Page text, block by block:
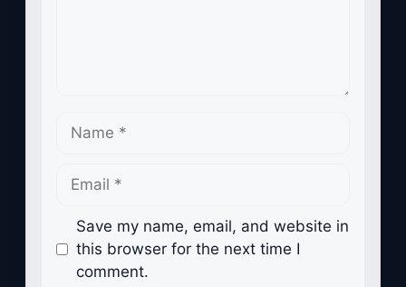
Name
Email
Save my name, email, and website in
this browser for the next time I
comment.